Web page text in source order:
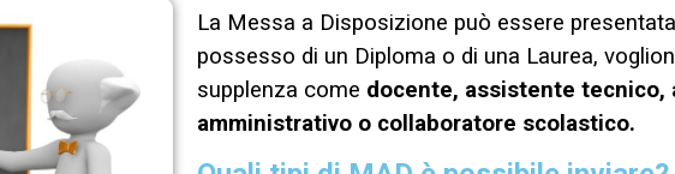
La Messa a Disposizione può essere
possesso di un Diploma o di una Laurea,
supplenza come docente, assistente tecnico,
amministrativo o collaboratore scolastico.